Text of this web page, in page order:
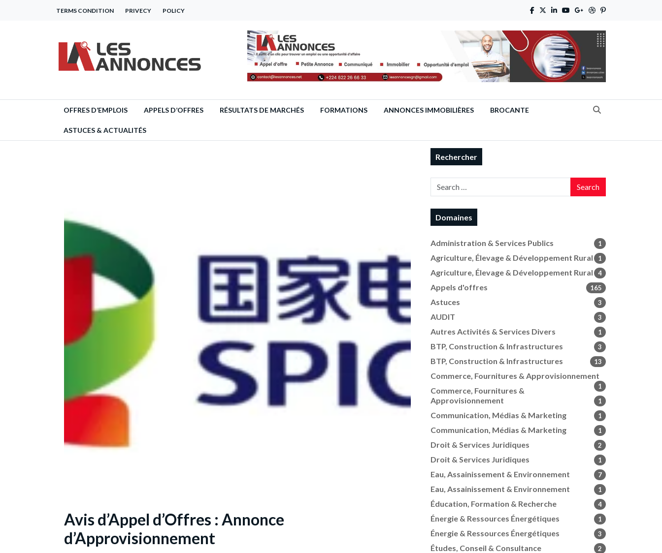
TERMS CONDITION PRIVECY POLICY
OFFRES D’EMPLOIS APPELS D’OFFRES RÉSULTATS DE MARCHÉS FORMATIONS ANNONCES IMMOBILIÈRES BROCANTE
ASTUCES & ACTUALITÉS
Avis d’Appel d’Offres : Annonce
d’Approvisionnement
Rechercher
Search
Domaines
Administration & Services Publics 1
Agriculture, Élevage & Développement Rural 1
Agriculture, Élevage & Développement Rural 4
Appels d'offres 165
Astuces 3
AUDIT 3
Autres Activités & Services Divers 1
BTP, Construction & Infrastructures 3
BTP, Construction & Infrastructures 13
Commerce, Fournitures & Approvisionnement
1
Commerce, Fournitures &
Approvisionnement
1
Communication, Médias & Marketing 1
Communication, Médias & Marketing 1
Droit & Services Juridiques 2
Droit & Services Juridiques 1
Eau, Assainissement & Environnement 7
Eau, Assainissement & Environnement 1
Éducation, Formation & Recherche 4
Énergie & Ressources Énergétiques 1
Énergie & Ressources Énergétiques 3
Études, Conseil & Consultance 2